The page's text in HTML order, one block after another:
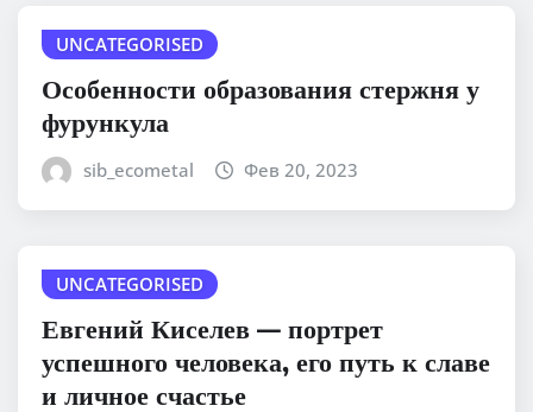
UNCATEGORISED
Особенности образования стержня у
фурункула
sib_ecometal Фев 20, 2023
UNCATEGORISED
Евгений Киселев — портрет
успешного человека, его путь к славе
и личное счастье